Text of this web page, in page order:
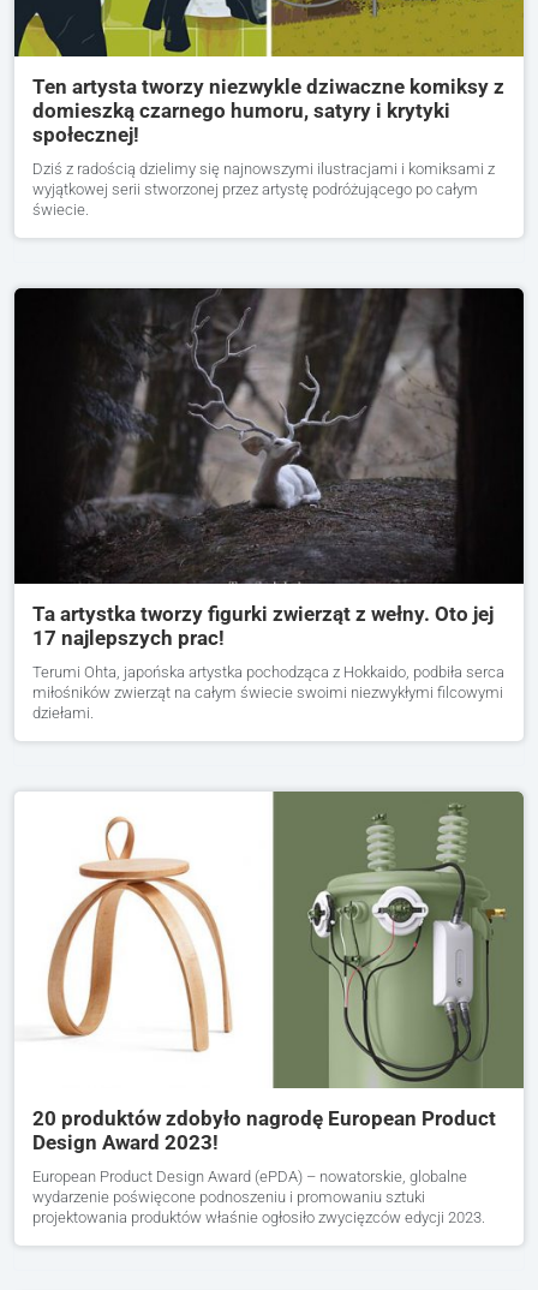
Ten artysta tworzy niezwykle dziwaczne komiksy z
domieszką czarnego humoru, satyry i krytyki
społecznej!
Dziś z radością dzielimy się najnowszymi ilustracjami i komiksami z
wyjątkowej serii stworzonej przez artystę podróżującego po całym
świecie.
Ta artystka tworzy figurki zwierząt z wełny. Oto jej
17 najlepszych prac!
Terumi Ohta, japońska artystka pochodząca z Hokkaido, podbiła serca
miłośników zwierząt na całym świecie swoimi niezwykłymi filcowymi
dziełami.
20 produktów zdobyło nagrodę European Product
Design Award 2023!
European Product Design Award (ePDA) – nowatorskie, globalne
wydarzenie poświęcone podnoszeniu i promowaniu sztuki
projektowania produktów właśnie ogłosiło zwycięzców edycji 2023.